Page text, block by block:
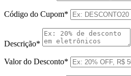
Código do Cupom*
Descrição*
Valor do Desconto*